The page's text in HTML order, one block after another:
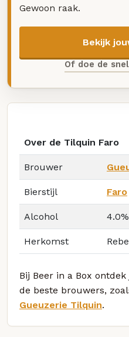
Gewoon raak.
Bekijk
Of doe de
Over de Tilquin Faro
Brouwer
Bierstijl Faro
Alcohol 4.0%
Herkomst
Bij Beer in a Box
de beste brouwers,
Gueuzerie Tilquin.